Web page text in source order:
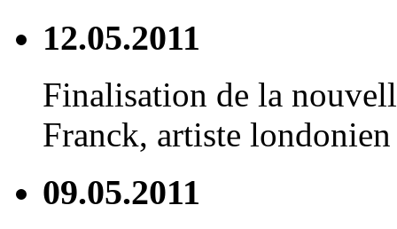
12.05.2011
Finalisation de la
Franck, artiste
09.05.2011